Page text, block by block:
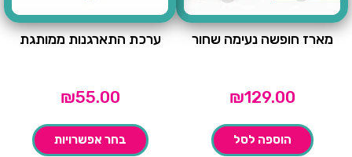
מארז חופשה נעימה שחור
₪129.00
הוספה לסל
ערכת התארגנות ממותגת
₪55.00
בחר אפשרויות